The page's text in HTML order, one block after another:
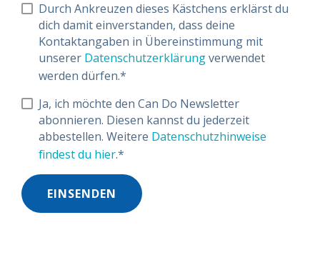
Durch Ankreuzen dieses Kästchens erklärst du
dich damit einverstanden, dass deine
Kontaktangaben in Übereinstimmung mit
unserer Datenschutzerklärungverwendet
werden dürfen.*
Ja, ich möchte den Can Do Newsletter
abonnieren. Diesen kannst du jederzeit
abbestellen. Weitere Datenschutzhinweise
findest du hier.*